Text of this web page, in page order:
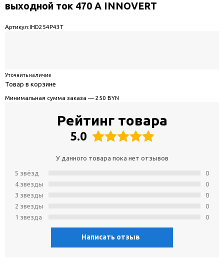
выходной ток 470 А INNOVERT
Артикул:IHD254P43T
Уточнить наличие
Товар в корзине
Минимальная сумма заказа — 250 BYN
Рейтинг товара
5.0
У данного товара пока нет отзывов
5 звёзд
4 звeзды
3 звeзды
2 звeзды
1 звeзда
0
0
0
0
0
Написать отзыв